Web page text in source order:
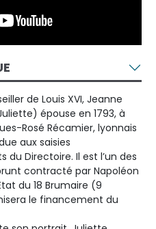
de Louis XVI, Jeanne
épouse en 1793, à
Rosé Récamier, lyonnais
aux saisies
Directoire. Il est l’un des
contracté par Napoléon
du 18 Brumaire (9
le financement du